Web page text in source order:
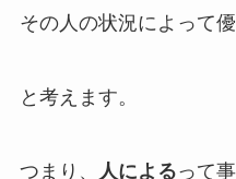
その人の状況によって
と考えます。
つまり、 人によるって